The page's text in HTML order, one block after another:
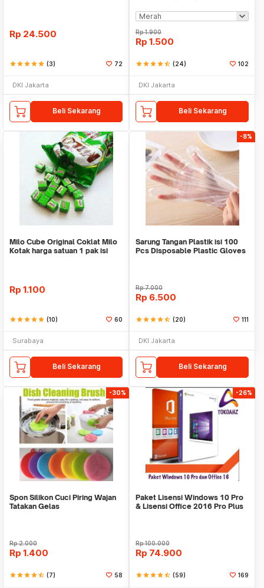
Rp 24.500
starstarstarstarstar (3) 72
DKI Jakarta
Beli Sekarang
Rp1.900
Rp 1.500
starstarstarstarstar_half (24) 102
DKI Jakarta
Beli Sekarang
Milo Cube Original Coklat Milo
Kotak harga satuan 1 pak isi
Rp 1.100
starstarstarstarstar (10) 60
Surabaya
Beli Sekarang
-8%
Sarung Tangan Plastik isi 100
Pcs Disposable Plastic Gloves
Rp7.000
Rp 6.500
starstarstarstarstar_half (20) 111
DKI Jakarta
Beli Sekarang
-30%
Spon Silikon Cuci Piring Wajan
Tatakan Gelas
Rp2.000
Rp 1.400
starstarstarstarstar_half (7) 58
-26%
Paket Lisensi Windows 10 Pro
& Lisensi Office 2016 Pro Plus
Rp100.000
Rp 74.900
starstarstarstarstar_half (59) 169